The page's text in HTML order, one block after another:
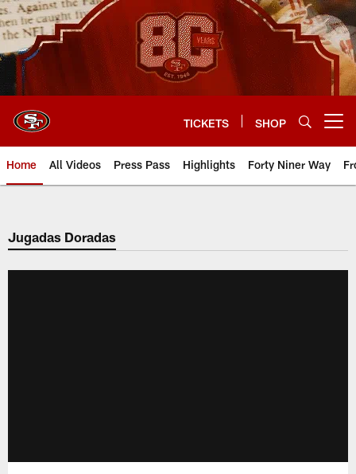
Skip
to
main
content
TICKETS SHOP
Home All Videos Press Pass Highlights Forty Niner Way
Jugadas Doradas